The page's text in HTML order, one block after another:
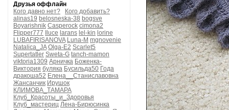
Друзья оффлайн
Кого давно нет?
Кого добавить?
alinas19 belosneska-38 bogsve
Boyarishnik Casperock cimona2
Flipper777
Iluce larans lel-kin lorine
LUBAFIRISANOVA Luna-M mgnovenie
Natalica_JA Olga-E2 Scarlet5
Supertatler Sweta-G tanch-mamon
viktoria1309 Арничка Боженка-
Виктория буляка Бусильда50 Года
дракоша52 Елена__Станиславовна
Жансанчик Ирушок
КЛИМОВА_ТАМАРА
Клуб_Красоты_и_Здоровья
Клуб_мастериц Лена-Бирюсинка